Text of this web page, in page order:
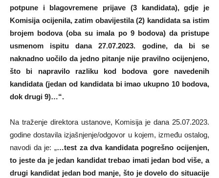
potpune i blagovremene prijave (3 kandidata), gdje je
Komisija ocijenila, zatim obavijestila (2) kandidata sa istim
brojem bodova (oba su imala po 9 bodova) da pristupe
usmenom ispitu dana 27.07.2023. godine, da bi se
naknadno uočilo da jedno pitanje nije pravilno ocijenjeno,
što bi napravilo razliku kod bodova gore navedenih
kandidata (jedan od kandidata bi imao ukupno 10 bodova,
dok drugi 9)…“.
Na traženje direktora ustanove, Komisija je dana 25.07.2023.
godine dostavila izjašnjenje/odgovor u kojem, između ostalog,
navodi da je: „…test za dva kandidata pogrešno ocijenjen,
to jeste da je jedan kandidat trebao imati jedan bod više, a
drugi kandidat jedan bod manje, što je dovelo do situacije